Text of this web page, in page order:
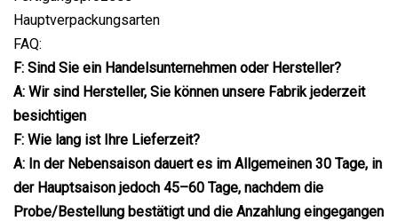
Hauptverpackungsarten
FAQ:
F: Sind Sie ein Handelsunternehmen oder Hersteller?
A: Wir sind Hersteller, Sie können unsere Fabrik jederzeit
besichtigen
F: Wie lang ist Ihre Lieferzeit?
A: In der Nebensaison dauert es im Allgemeinen 30 Tage, in
der Hauptsaison jedoch 45–60 Tage, nachdem die
Probe/Bestellung bestätigt und die Anzahlung eingegangen